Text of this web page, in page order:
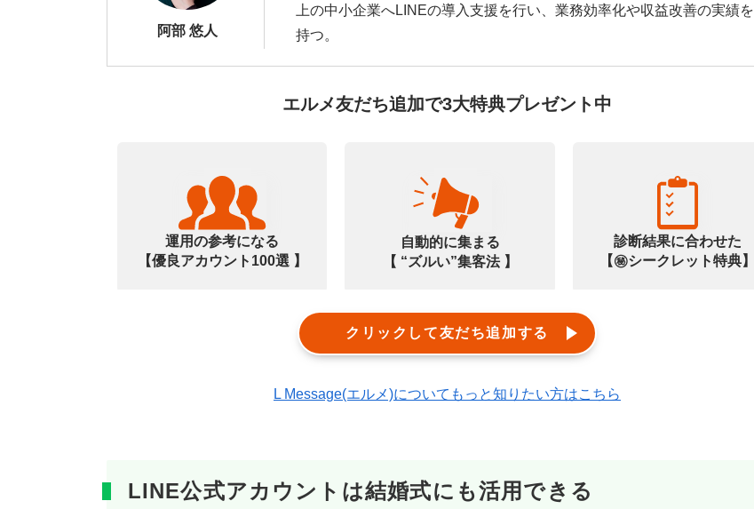
阿部 悠人
上の中小企業へLINEの導入支援を行い、業務効率化や収益改善の実績を
持つ。
エルメ友だち追加で3大特典プレゼント中
運用の参考になる
【優良アカウント100選 】
自動的に集まる
【 “ズルい”集客法 】
診断結果に合わせた
【㊙️シークレット特典】
クリックして友だち追加する
L Message(エルメ)についてもっと知りたい方はこちら
LINE公式アカウントは結婚式にも活用できる